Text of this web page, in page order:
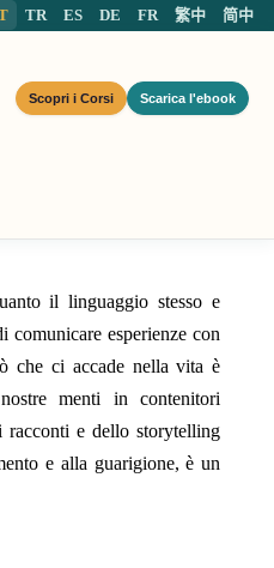
TR ES DE FR 繁中 简中
Scopri i Corsi Scarica l'ebook
il linguaggio stesso e
comunicare esperienze con
che ci accade nella vita è
menti in contenitori
racconti e dello storytelling
e alla guarigione, è un